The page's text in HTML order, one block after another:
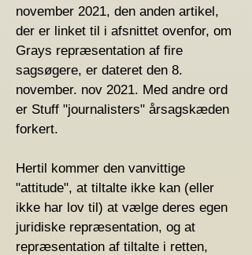
november 2021, den anden artikel,
der er linket til i afsnittet ovenfor, om
Grays repræsentation af fire
sagsøgere, er dateret den 8.
november. nov 2021. Med andre ord
er Stuff "journalisters" årsagskæden
forkert.
Hertil kommer den vanvittige
"attitude", at tiltalte ikke kan (eller
ikke har lov til) at vælge deres egen
juridiske repræsentation, og at
repræsentation af tiltalte i retten,